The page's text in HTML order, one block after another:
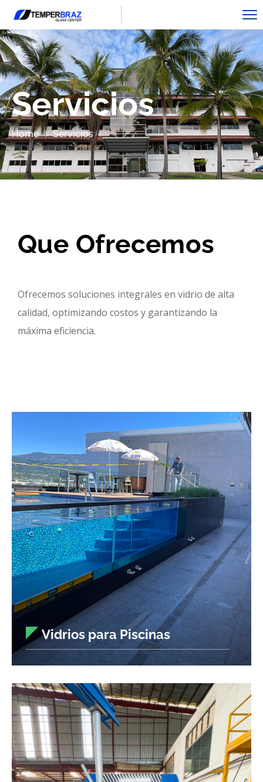
Servicios
Home Servicios
Que Ofrecemos
Ofrecemos soluciones integrales en vidrio de alta
calidad, optimizando costos y garantizando la
máxima eficiencia.
Vidrios para Piscinas